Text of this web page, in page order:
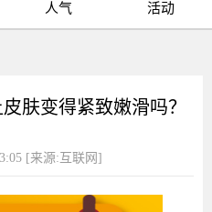
人气 活动
肤变得紧致嫩滑吗？
[来源:互联网]